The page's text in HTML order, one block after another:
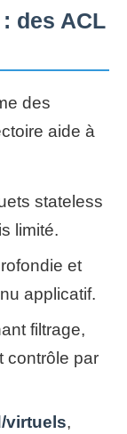
des ACL
des
aide à
stateless
limité.
et
applicatif.
filtrage,
contrôle par
virtuels,